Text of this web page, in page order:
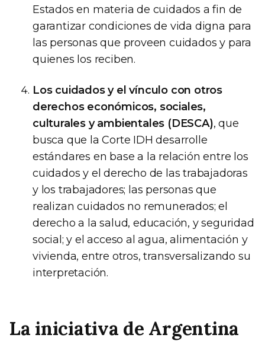
Estados en materia de cuidados a fin de
garantizar condiciones de vida digna para
las personas que proveen cuidados y para
quienes los reciben.
Los cuidados y el vínculo con otros
derechos económicos, sociales,
culturales y ambientales (DESCA), que
busca que la Corte IDH desarrolle
estándares en base a la relación entre los
cuidados y el derecho de las trabajadoras
y los trabajadores; las personas que
realizan cuidados no remunerados; el
derecho a la salud, educación, y seguridad
social; y el acceso al agua, alimentación y
vivienda, entre otros, transversalizando su
interpretación.
La iniciativa de Argentina